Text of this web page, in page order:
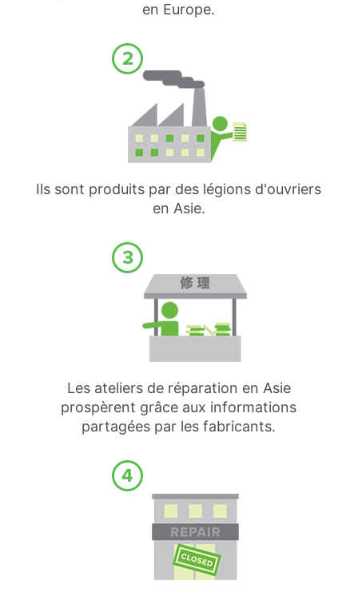
en Europe.
Ils sont produits par des légions d'ouvriers
en Asie.
Les ateliers de réparation en Asie
prospèrent grâce aux informations
partagées par les fabricants.